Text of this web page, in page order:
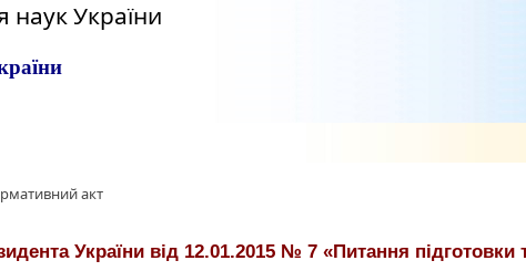
наук України
акт
України від 12.01.2015 № 7 «Питання підготовки